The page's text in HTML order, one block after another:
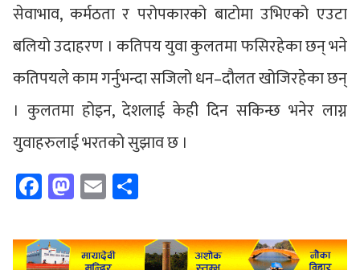
सेवाभाव, कर्मठता र परोपकारको बाटोमा उभिएको एउटा
बलियो उदाहरण । कतिपय युवा कुलतमा फसिरहेका छन् भने
कतिपयले काम गर्नुभन्दा सजिलो धन–दौलत खोजिरहेका छन्
। कुलतमा होइन, देशलाई केही दिन सकिन्छ भनेर लाग्न
युवाहरुलाई भरतको सुझाव छ ।
Facebook
Mastodon
Email